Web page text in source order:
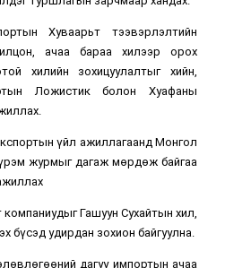
Хуваарьт тээвэрлэлтийн
ачаа бараа хилээр орох
хилийн зохицуулалтыг хийн,
Ложистик болон Хуафаны
үйл ажиллагаанд Монгол
журмыг дагаж мөрдөж байгаа
компаниудыг Гашуун Сухайтын хил,
бүсэд удирдан зохион байгуулна.
дагуу импортын ачаа